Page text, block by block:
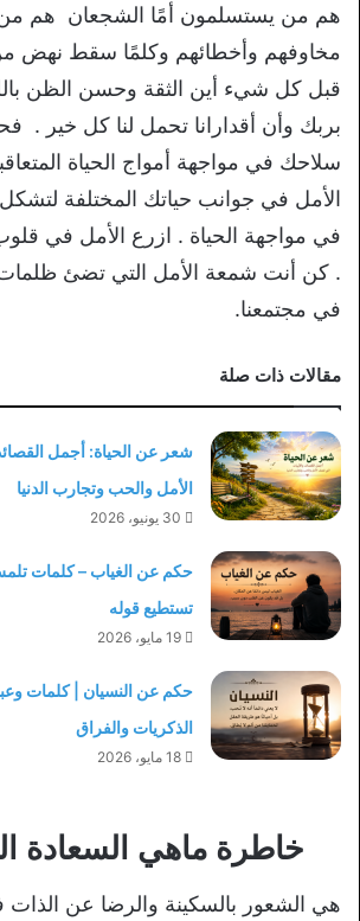
هم من يستسلمون أمًا الشجعان هم
مخاوفهم وأخطائهم وكلمًا سقط نهض
قبل كل شيء أين الثقة وحسن الظن
بربك وأن أقدارانا تحمل لنا كل خير .
سلاحك في مواجهة أمواج الحياة
الأمل في جوانب حياتك المختلفة لتشكل
في مواجهة الحياة . ازرع الأمل في
. كن أنت شمعة الأمل التي تضئ ظلمات
في مجتمعنا.
مقالات ذات صلة
شعر عن الحياة: أجمل
الأمل والحب وتجارب الدنيا
30 يونيو، 2026
حكم عن الغياب – كلمات
تستطيع قوله
19 مايو، 2026
حكم عن النسيان | كلمات
الذكريات والفراق
18 مايو، 2026
خاطرة ماهي السعادة
هي الشعور بالسكينة والرضا عن